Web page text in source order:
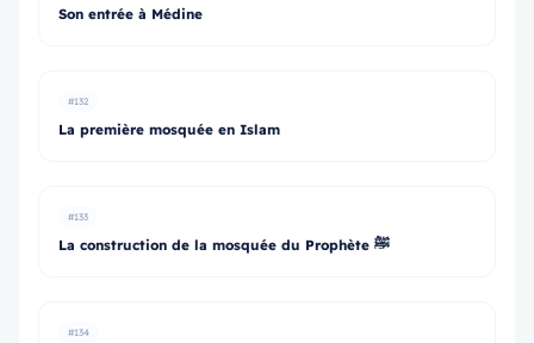
Son entrée à Médine
#132
La première mosquée en Islam
#133
La construction de la mosquée du Prophète ﷺ
#134